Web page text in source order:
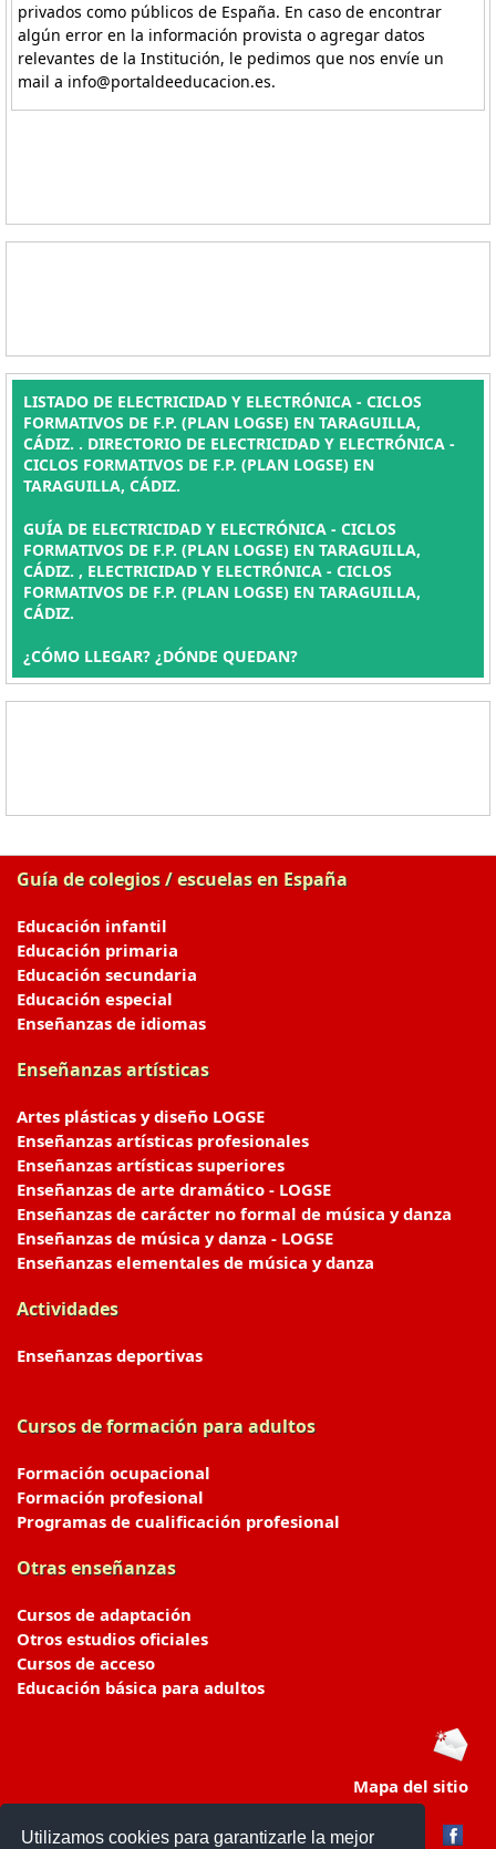
Utilizamos cookies para garantizarle la mejor
privados como públicos de España. En caso de encontrar
algún error en la información provista o agregar datos
relevantes de la Institución, le pedimos que nos envíe un
mail a info@portaldeeducacion.es.
LISTADO DE ELECTRICIDAD Y ELECTRÓNICA - CICLOS
FORMATIVOS DE F.P. (PLAN LOGSE) EN TARAGUILLA,
CÁDIZ. . DIRECTORIO DE ELECTRICIDAD Y ELECTRÓNICA -
CICLOS FORMATIVOS DE F.P. (PLAN LOGSE) EN
TARAGUILLA, CÁDIZ.
GUÍA DE ELECTRICIDAD Y ELECTRÓNICA - CICLOS
FORMATIVOS DE F.P. (PLAN LOGSE) EN TARAGUILLA,
CÁDIZ. , ELECTRICIDAD Y ELECTRÓNICA - CICLOS
FORMATIVOS DE F.P. (PLAN LOGSE) EN TARAGUILLA,
CÁDIZ.
¿CÓMO LLEGAR? ¿DÓNDE QUEDAN?
Guía de colegios / escuelas en España
Educación infantil
Educación primaria
Educación secundaria
Educación especial
Enseñanzas de idiomas
Enseñanzas artísticas
Artes plásticas y diseño LOGSE
Enseñanzas artísticas profesionales
Enseñanzas artísticas superiores
Enseñanzas de arte dramático - LOGSE
Enseñanzas de carácter no formal de música y danza
Enseñanzas de música y danza - LOGSE
Enseñanzas elementales de música y danza
Actividades
Enseñanzas deportivas
Cursos de formación para adultos
Formación ocupacional
Formación profesional
Programas de cualificación profesional
Otras enseñanzas
Cursos de adaptación
Otros estudios oficiales
Cursos de acceso
Educación básica para adultos
Mapa del sitio